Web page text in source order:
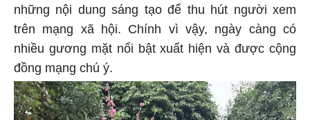
những nội dung sáng tạo để thu hút người xem
trên mạng xã hội. Chính vì vậy, ngày càng có
nhiều gương mặt nổi bật xuất hiện và được cộng
đồng mạng chú ý.